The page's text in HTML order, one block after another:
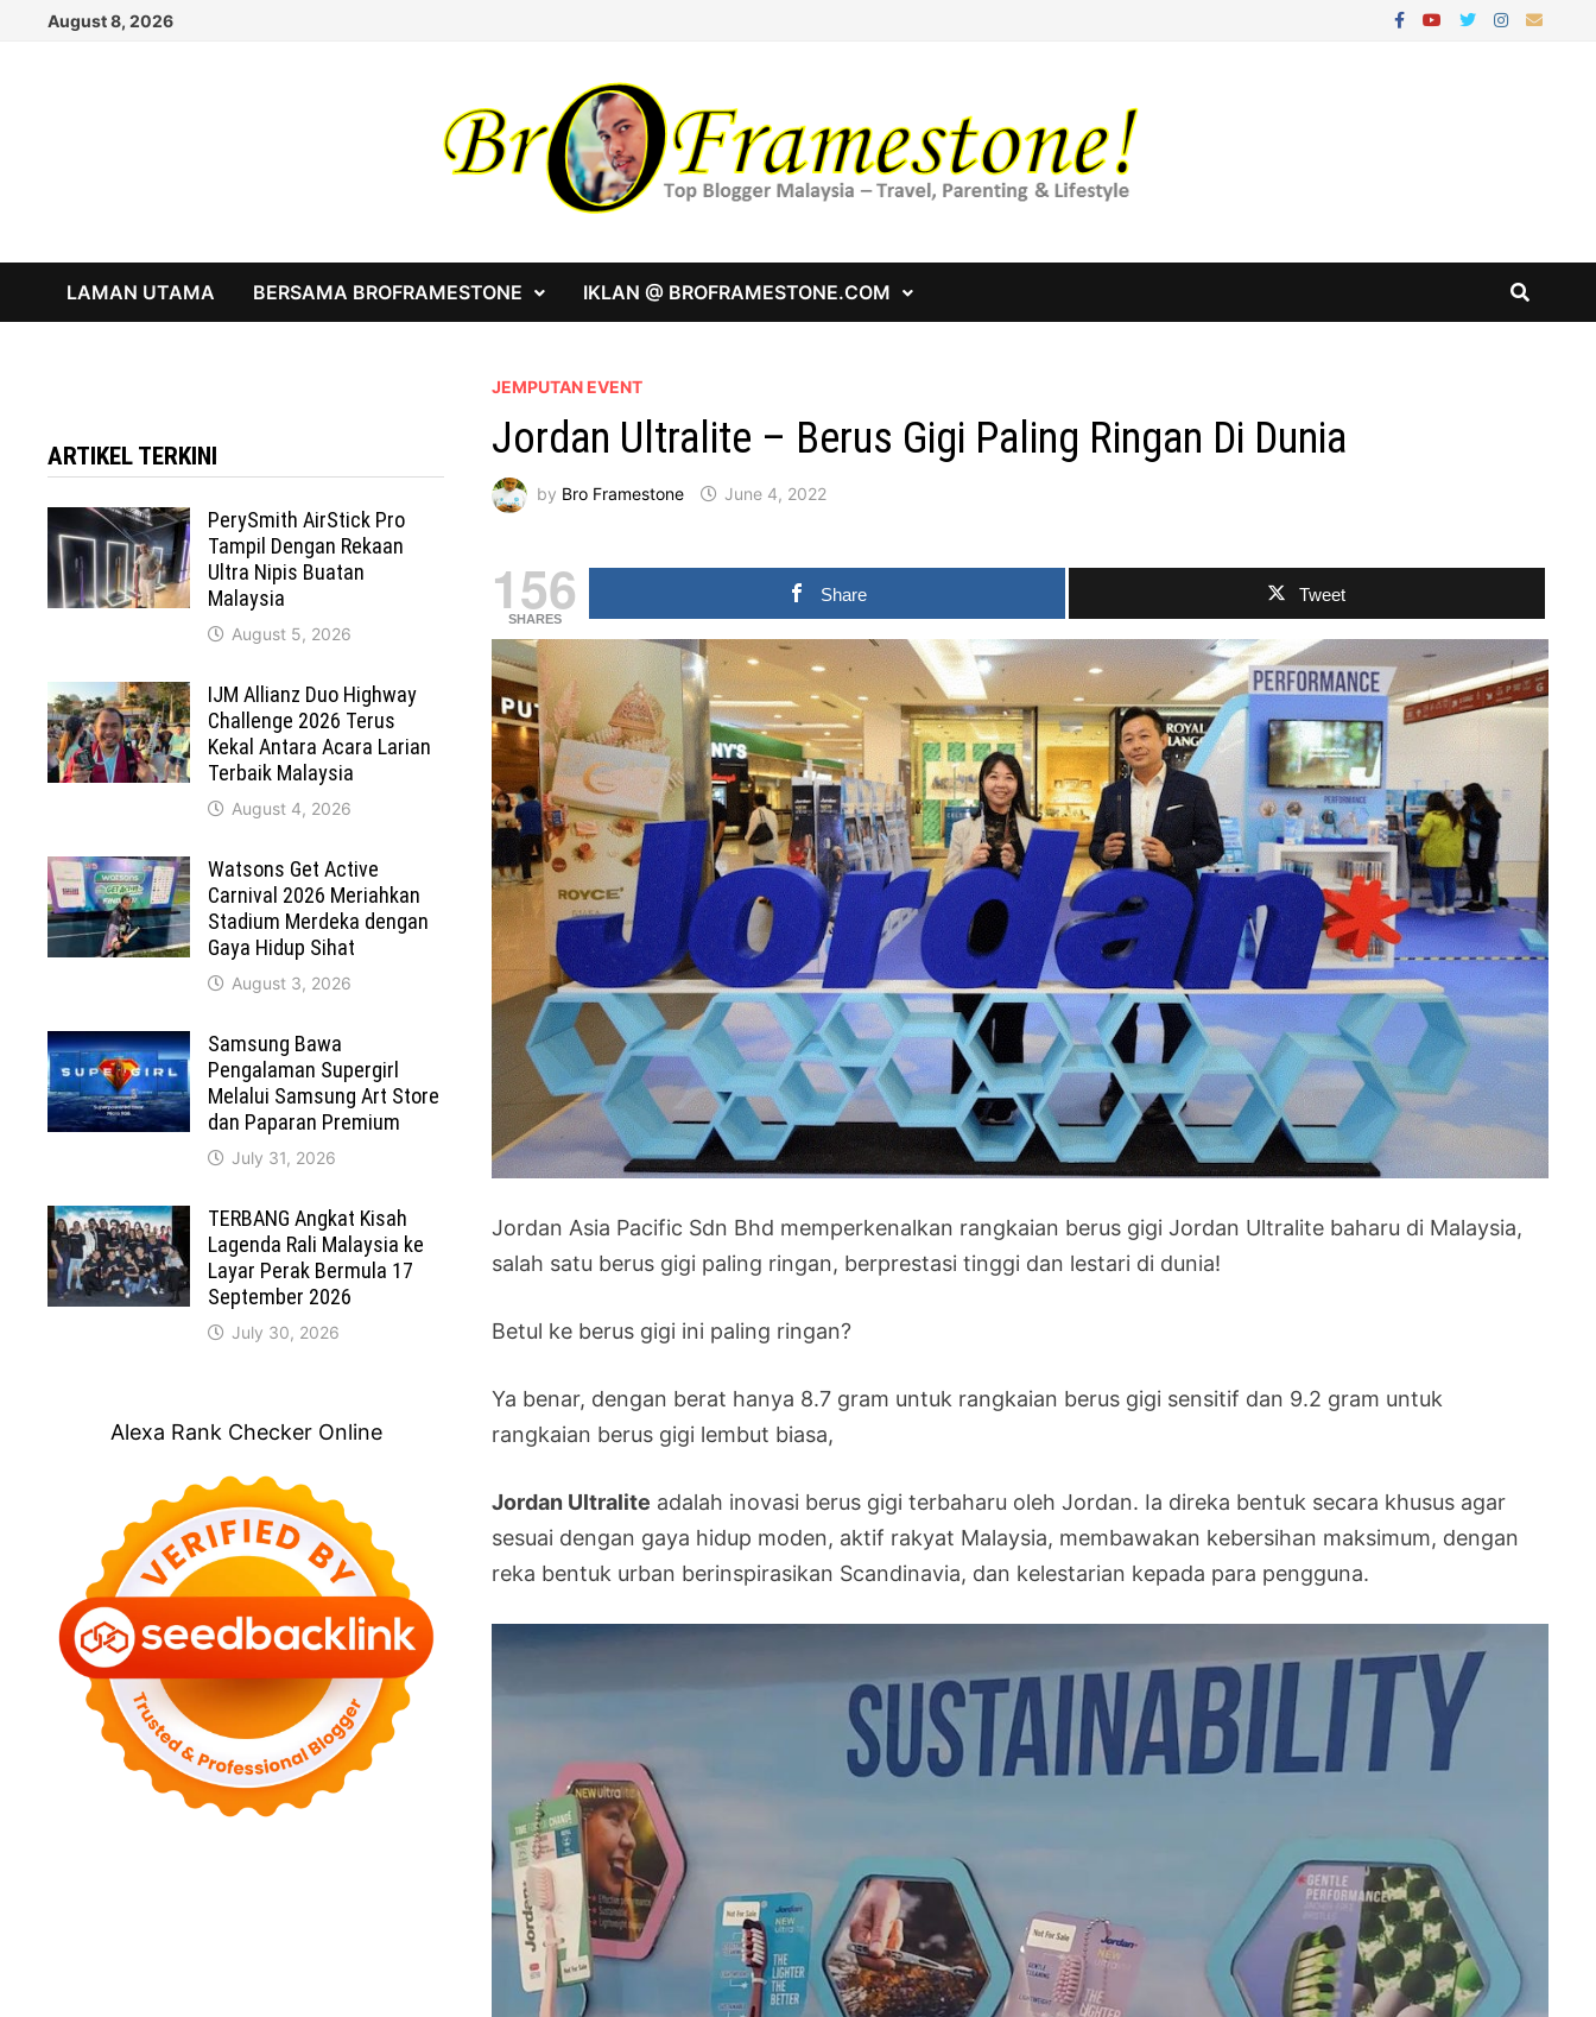
August 8, 2026
LAMAN UTAMA BERSAMA BROFRAMESTONE IKLAN @ BROFRAMESTONE.COM
JEMPUTAN EVENT
Jordan Ultralite – Berus Gigi Paling Ringan Di Dunia
by Bro Framestone June 4, 2022
156
SHARES
Share Tweet
Jordan Asia Pacific Sdn Bhd memperkenalkan rangkaian berus gigi Jordan Ultralite baharu di Malaysia,
salah satu berus gigi paling ringan, berprestasi tinggi dan lestari di dunia!
Betul ke berus gigi ini paling ringan?
Ya benar, dengan berat hanya 8.7 gram untuk rangkaian berus gigi sensitif dan 9.2 gram untuk
rangkaian berus gigi lembut biasa,
Jordan Ultralite adalah inovasi berus gigi terbaharu oleh Jordan. Ia direka bentuk secara khusus agar
sesuai dengan gaya hidup moden, aktif rakyat Malaysia, membawakan kebersihan maksimum, dengan
reka bentuk urban berinspirasikan Scandinavia, dan kelestarian kepada para pengguna.
ARTIKEL TERKINI
PerySmith AirStick Pro
Tampil Dengan Rekaan
Ultra Nipis Buatan
Malaysia
August 5, 2026
IJM Allianz Duo Highway
Challenge 2026 Terus
Kekal Antara Acara Larian
Terbaik Malaysia
August 4, 2026
Watsons Get Active
Carnival 2026 Meriahkan
Stadium Merdeka dengan
Gaya Hidup Sihat
August 3, 2026
Samsung Bawa
Pengalaman Supergirl
Melalui Samsung Art Store
dan Paparan Premium
July 31, 2026
TERBANG Angkat Kisah
Lagenda Rali Malaysia ke
Layar Perak Bermula 17
September 2026
July 30, 2026
Alexa Rank Checker Online